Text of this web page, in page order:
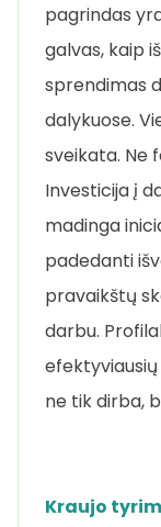
pagrindas
galvas, kaip
sprendimas
dalykuose.
sveikata. Ne
Investicija į
madinga
padedanti
pravaikštų
darbu.
ne tik dirba,
Kraujo